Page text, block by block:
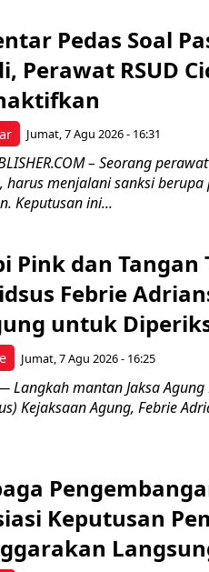
Pedas Soal
Perawat RSUD
Jumat, 7 Agu 2026 - 16:31
– Seorang
harus menjalani sanksi
Keputusan ini...
Pink dan Tangan
Febrie
untuk
Jumat, 7 Agu 2026 - 16:25
— Langkah mantan Jaksa
Kejaksaan Agung, Febrie
Keputusan